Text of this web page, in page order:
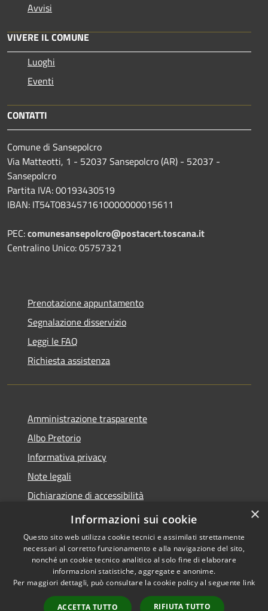
Avvisi
VIVERE IL COMUNE
Luoghi
Eventi
CONTATTI
Comune di Sansepolcro
Via Matteotti, 1 - 52037 Sansepolcro (AR) - 52037 -
Sansepolcro
Partita IVA: 00193430519
IBAN: IT54T0834571610000000015611
PEC:comunesansepolcro@postacert.toscana.it
Centralino Unico: 05757321
Prenotazione appuntamento
Segnalazione disservizio
Leggi le FAQ
Richiesta assistenza
Amministrazione trasparente
Albo Pretorio
Informativa privacy
Note legali
Dichiarazione di accessibilità
Piano di miglioramento dei servizi
Accessibilità
Copyright © 2026 • Comune di
Sansepolcro • Powered by
Municipium• Accesso
×
Informazioni sui cookie
Questo sito web utilizza cookie tecnici e assimilati strettamente
necessari al corretto funzionamento e alla navigazione del sito,
nonché un cookie tecnico analitico al solo fine di elaborare
informazioni statistiche, aggregate e anonime.
Per maggiori dettagli, può consultare la cookie policy al seguente link
ACCETTA TUTTO RIFIUTA TUTTO